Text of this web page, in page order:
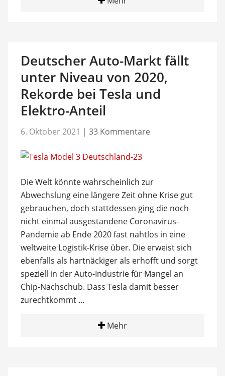
Deutscher Auto-Markt fällt
unter Niveau von 2020,
Rekorde bei Tesla und
Elektro-Anteil
6. Oktober 2021 | 33 Kommentare
Die Welt könnte wahrscheinlich zur
Abwechslung eine längere Zeit ohne Krise gut
gebrauchen, doch stattdessen ging die noch
nicht einmal ausgestandene Coronavirus-
Pandemie ab Ende 2020 fast nahtlos in eine
weltweite Logistik-Krise über. Die erweist sich
ebenfalls als hartnäckiger als erhofft und sorgt
speziell in der Auto-Industrie für Mangel an
Chip-Nachschub. Dass Tesla damit besser
zurechtkommt …
Mehr